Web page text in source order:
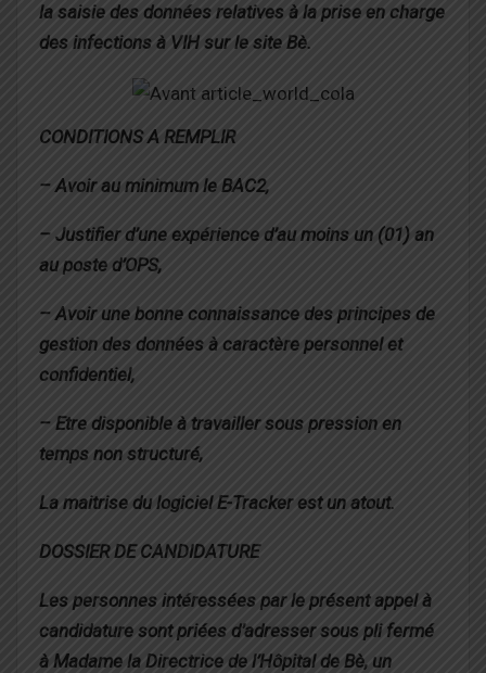
la saisie des données relatives à la prise en charge
des infections à VIH sur le site Bè.
CONDITIONS A REMPLIR
– Avoir au minimum le BAC2,
– Justifier d’une expérience d’au moins un (01) an
au poste d’OPS,
– Avoir une bonne connaissance des principes de
gestion des données à caractère personnel et
confidentiel,
– Etre disponible à travailler sous pression en
temps non structuré,
La maitrise du logiciel E-Tracker est un atout.
DOSSIER DE CANDIDATURE
Les personnes intéressées par le présent appel à
candidature sont priées d’adresser sous pli fermé
à Madame la Directrice de l’Hôpital de Bè, un